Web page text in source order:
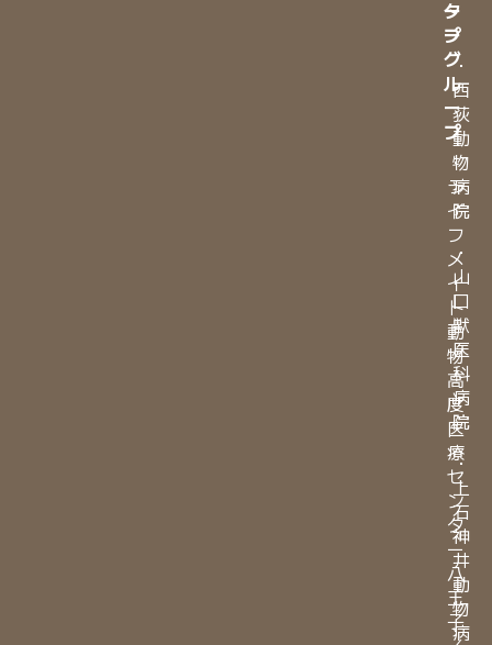
ー
プ
・
西
荻
動
物
病
院
・
山
口
獣
医
科
病
院
・
上
石
神
井
動
物
病
タ
ー
グ
ル
ー
プ
・
ラ
イ
フ
メ
イ
ト
動
物
高
度
医
療
セ
ン
タ
ー
八
王
子